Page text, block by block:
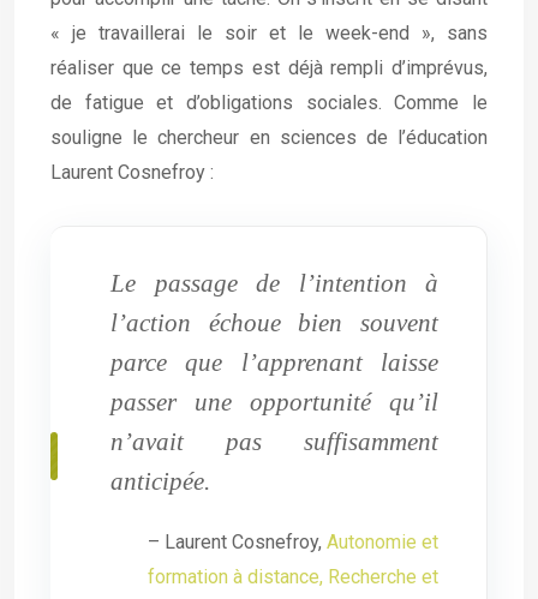
« je travaillerai le soir et le week-end », sans
réaliser que ce temps est déjà rempli d’imprévus,
de fatigue et d’obligations sociales. Comme le
souligne le chercheur en sciences de l’éducation
Laurent Cosnefroy :
Le passage de l’intention à
l’action échoue bien souvent
parce que l’apprenant laisse
passer une opportunité qu’il
n’avait pas suffisamment
anticipée.
– Laurent Cosnefroy, Autonomie et
formation à distance, Recherche et